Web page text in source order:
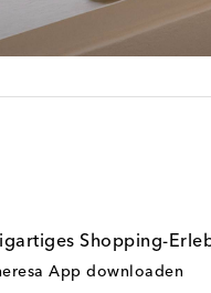
Shopping-
App downloaden